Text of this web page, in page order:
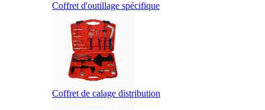
Coffret d'outillage spécifique
Coffret de calage distribution